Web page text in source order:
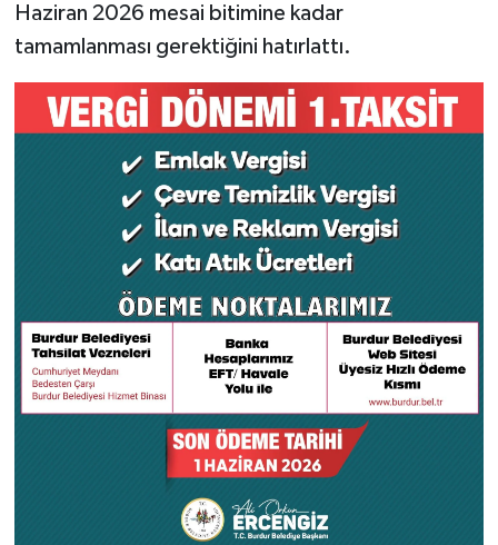
Haziran 2026 mesai bitimine kadar
tamamlanması gerektiğini hatırlattı.